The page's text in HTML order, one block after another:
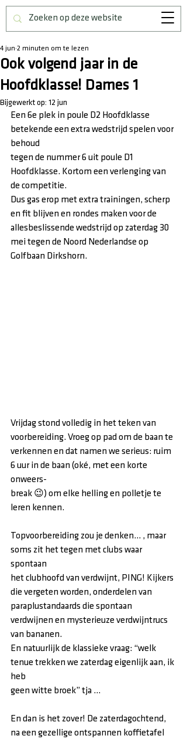
Ook volgend jaar in de
Hoofdklasse! Dames 1
4 jun 2 minuten om te lezen
Bijgewerkt op: 12 jun
Een 6e plek in poule D2 Hoofdklasse
betekende een extra wedstrijd spelen voor
behoud
tegen de nummer 6 uit poule D1
Hoofdklasse. Kortom een verlenging van
de competitie.
Dus gas erop met extra trainingen, scherp
en fit blijven en rondes maken voor de
allesbeslissende wedstrijd op zaterdag 30
mei tegen de Noord Nederlandse op
Golfbaan Dirkshorn.
Vrijdag stond volledig in het teken van
voorbereiding. Vroeg op pad om de baan te
verkennen en dat namen we serieus: ruim
6 uur in de baan (oké, met een korte
onweers-
break 😉) om elke helling en polletje te
leren kennen.
Topvoorbereiding zou je denken… , maar
soms zit het tegen met clubs waar
spontaan
het clubhoofd van verdwijnt, PING! Kijkers
die vergeten worden, onderdelen van
paraplustandaards die spontaan
verdwijnen en mysterieuze verdwijntrucs
van bananen.
En natuurlijk de klassieke vraag: “welk
tenue trekken we zaterdag eigenlijk aan, ik
heb
geen witte broek” tja …
En dan is het zover! De zaterdagochtend,
na een gezellige ontspannen koffietafel